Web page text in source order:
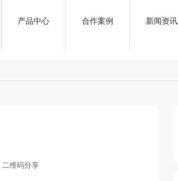
产品中心 合作案例 新闻资讯
二维码分享